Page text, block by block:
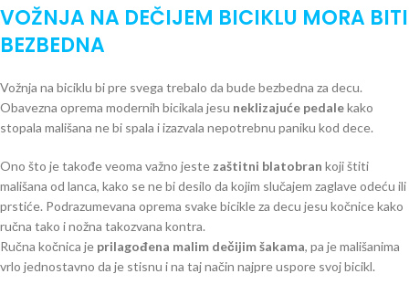
VOŽNJA NA DEČIJEM BICIKLU MORA BITI
BEZBEDNA
Vožnja na biciklu bi pre svega trebalo da bude bezbedna za decu.
Obavezna oprema modernih bicikala jesu neklizajuće pedalekako
stopala mališana ne bi spala i izazvala nepotrebnu paniku kod dece.
Ono što je takođe veoma važno jeste zaštitni blatobran koji štiti
mališana od lanca, kako se ne bi desilo da kojim slučajem zaglave odeću ili
prstiće. Podrazumevana oprema svake bicikle za decu jesu kočnice kako
ručna tako i nožna takozvana kontra.
Ručna kočnica je prilagođena malim dečijim šakama, pa je mališanima
vrlo jednostavno da je stisnu i na taj način najpre uspore svoj bicikl.